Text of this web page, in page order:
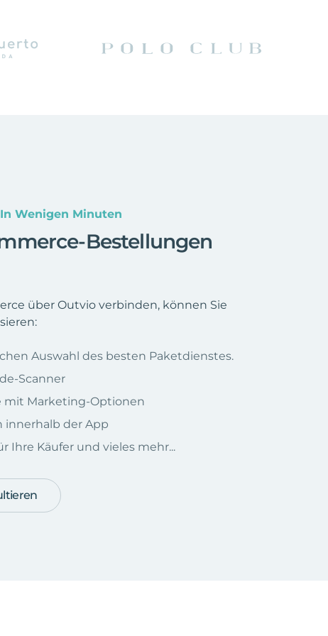
Wenigen Minuten
Bestellungen
über Outvio verbinden, können Sie
Auswahl des besten Paketdienstes.
Scanner
mit Marketing-Optionen
innerhalb der App
Ihre Käufer und vieles mehr...